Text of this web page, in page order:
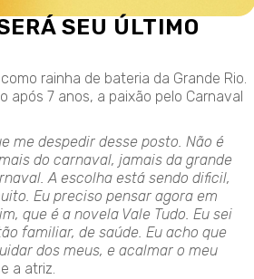
SEU ÚLTIMO
rainha de bateria da Grande Rio.
7 anos, a paixão pelo Carnaval
me despedir desse posto. Não é
do carnaval, jamais da grande
A escolha está sendo dificil,
Eu preciso pensar agora em
que é a novela Vale Tudo. Eu sei
familiar, de saúde. Eu acho que
dos meus, e acalmar o meu
a atriz.